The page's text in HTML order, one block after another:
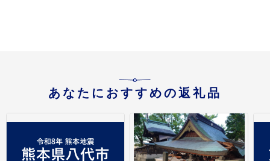
あなたにおすすめの返礼品